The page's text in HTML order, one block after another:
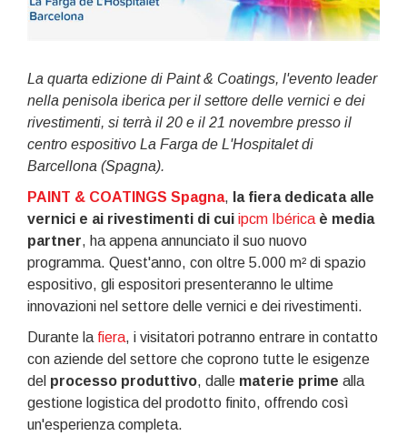
La quarta edizione di Paint & Coatings, l'evento leader
nella penisola iberica per il settore delle vernici e dei
rivestimenti, si terrà il 20 e il 21 novembre presso il
centro espositivo La Farga de L'Hospitalet di
Barcellona (Spagna).
PAINT & COATINGS Spagna, la fiera dedicata alle
vernici e ai rivestimenti di cui ipcm Ibérica è media
partner, ha appena annunciato il suo nuovo
programma. Quest'anno, con oltre 5.000 m² di spazio
espositivo, gli espositori presenteranno le ultime
innovazioni nel settore delle vernici e dei rivestimenti.
Durante la fiera, i visitatori potranno entrare in contatto
con aziende del settore che coprono tutte le esigenze
del processo produttivo, dalle materie prime alla
gestione logistica del prodotto finito, offrendo così
un'esperienza completa.